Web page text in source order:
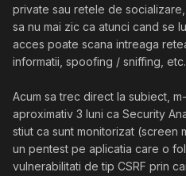
private sau retele de
sa nu mai zic ca atunci cand se
acces poate scana intreaga
informatii, spoofing / sniffing, etc.
Acum sa trec direct la subiect,
aproximativ 3 luni ca Security
stiut ca sunt monitorizat (screen
un pentest pe aplicatia care o
vulnerabilitati de tip CSRF prin